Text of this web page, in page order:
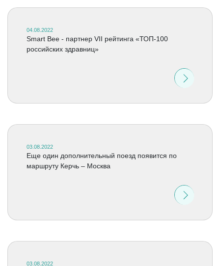
04.08.2022
Smart Bee - партнер VII рейтинга «ТОП-100
российских здравниц»
03.08.2022
Еще один дополнительный поезд появится по
маршруту Керчь – Москва
03.08.2022